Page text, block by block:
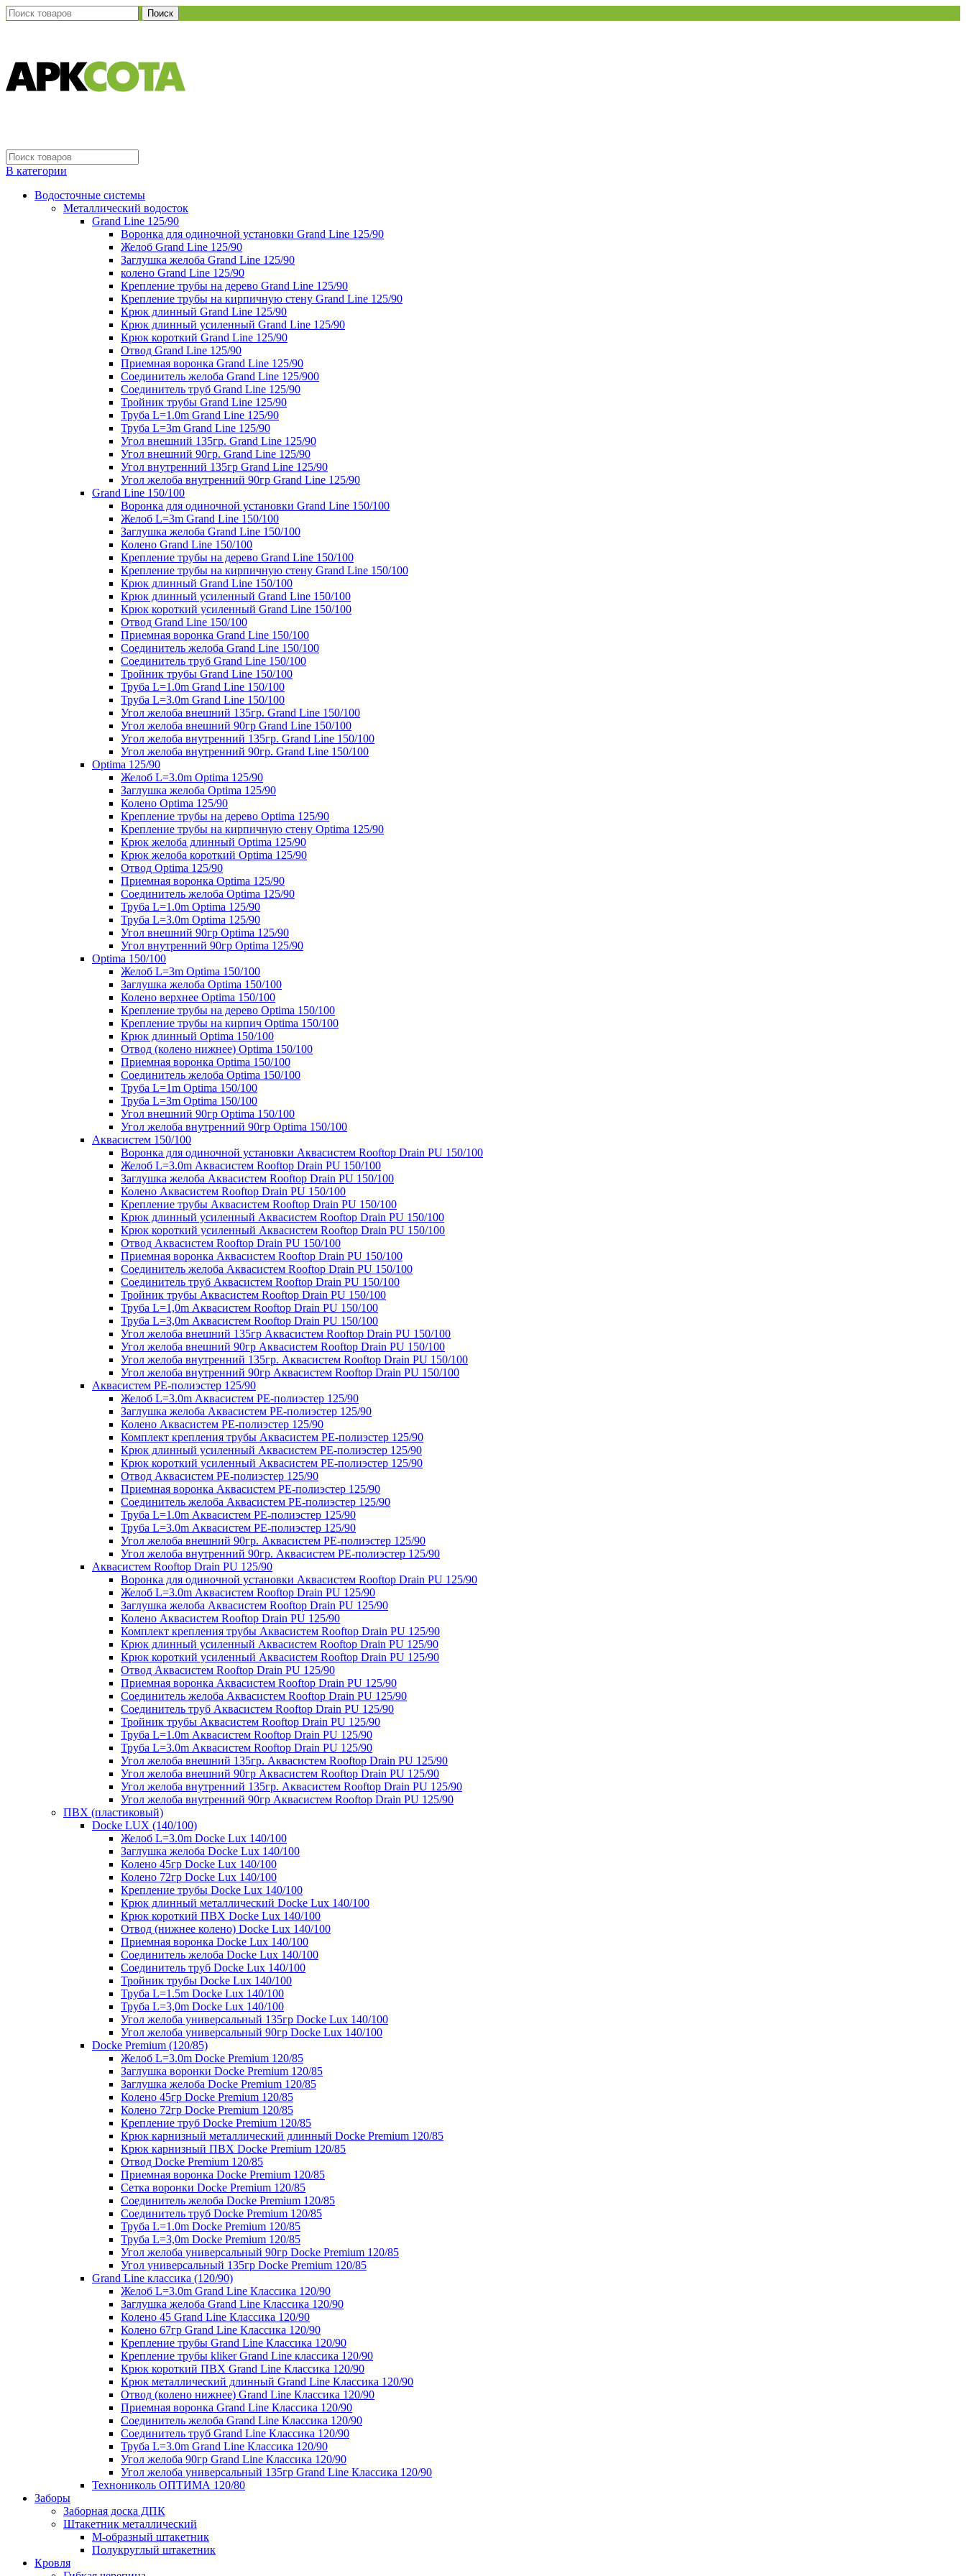
Поиск
В категории
Водосточные системы
Металлический водосток
Grand Line 125/90
Воронка для одиночной установки Grand Line 125/90
Желоб Grand Line 125/90
Заглушка желоба Grand Line 125/90
колено Grand Line 125/90
Крепление трубы на дерево Grand Line 125/90
Крепление трубы на кирпичную стену Grand Line 125/90
Крюк длинный Grand Line 125/90
Крюк длинный усиленный Grand Line 125/90
Крюк короткий Grand Line 125/90
Отвод Grand Line 125/90
Приемная воронка Grand Line 125/90
Соединитель желоба Grand Line 125/900
Соединитель труб Grand Line 125/90
Тройник трубы Grand Line 125/90
Труба L=1.0m Grand Line 125/90
Труба L=3m Grand Line 125/90
Угол внешний 135гр. Grand Line 125/90
Угол внешний 90гр. Grand Line 125/90
Угол внутренний 135гр Grand Line 125/90
Угол желоба внутренний 90гр Grand Line 125/90
Grand Line 150/100
Воронка для одиночной установки Grand Line 150/100
Желоб L=3m Grand Line 150/100
Заглушка желоба Grand Line 150/100
Колено Grand Line 150/100
Крепление трубы на дерево Grand Line 150/100
Крепление трубы на кирпичную стену Grand Line 150/100
Крюк длинный Grand Line 150/100
Крюк длинный усиленный Grand Line 150/100
Крюк короткий усиленный Grand Line 150/100
Отвод Grand Line 150/100
Приемная воронка Grand Line 150/100
Соединитель желоба Grand Line 150/100
Соединитель труб Grand Line 150/100
Тройник трубы Grand Line 150/100
Труба L=1.0m Grand Line 150/100
Труба L=3.0m Grand Line 150/100
Угол желоба внешний 135гр. Grand Line 150/100
Угол желоба внешний 90гр Grand Line 150/100
Угол желоба внутренний 135гр. Grand Line 150/100
Угол желоба внутренний 90гр. Grand Line 150/100
Optima 125/90
Желоб L=3.0m Optima 125/90
Заглушка желоба Optima 125/90
Колено Optima 125/90
Крепление трубы на дерево Optima 125/90
Крепление трубы на кирпичную стену Optima 125/90
Крюк желоба длинный Optima 125/90
Крюк желоба короткий Optima 125/90
Отвод Optima 125/90
Приемная воронка Optima 125/90
Соединитель желоба Optima 125/90
Труба L=1.0m Optima 125/90
Труба L=3.0m Optima 125/90
Угол внешний 90гр Optima 125/90
Угол внутренний 90гр Optima 125/90
Optima 150/100
Желоб L=3m Optima 150/100
Заглушка желоба Optima 150/100
Колено верхнее Optima 150/100
Крепление трубы на дерево Optima 150/100
Крепление трубы на кирпич Optima 150/100
Крюк длинный Optima 150/100
Отвод (колено нижнее) Optima 150/100
Приемная воронка Optima 150/100
Соединитель желоба Optima 150/100
Труба L=1m Optima 150/100
Труба L=3m Optima 150/100
Угол внешний 90гр Optima 150/100
Угол желоба внутренний 90гр Optima 150/100
Аквасистем 150/100
Воронка для одиночной установки Аквасистем Rooftop Drain PU 150/100
Желоб L=3.0m Аквасистем Rooftop Drain PU 150/100
Заглушка желоба Аквасистем Rooftop Drain PU 150/100
Колено Аквасистем Rooftop Drain PU 150/100
Крепление трубы Аквасистем Rooftop Drain PU 150/100
Крюк длинный усиленный Аквасистем Rooftop Drain PU 150/100
Крюк короткий усиленный Аквасистем Rooftop Drain PU 150/100
Отвод Аквасистем Rooftop Drain PU 150/100
Приемная воронка Аквасистем Rooftop Drain PU 150/100
Соединитель желоба Аквасистем Rooftop Drain PU 150/100
Соединитель труб Аквасистем Rooftop Drain PU 150/100
Тройник трубы Аквасистем Rooftop Drain PU 150/100
Труба L=1,0m Аквасистем Rooftop Drain PU 150/100
Труба L=3,0m Аквасистем Rooftop Drain PU 150/100
Угол желоба внешний 135гр Аквасистем Rooftop Drain PU 150/100
Угол желоба внешний 90гр Аквасистем Rooftop Drain PU 150/100
Угол желоба внутренний 135гр. Аквасистем Rooftop Drain PU 150/100
Угол желоба внутренний 90гр Аквасистем Rooftop Drain PU 150/100
Аквасистем PE-полиэстер 125/90
Желоб L=3.0m Аквасистем PE-полиэстер 125/90
Заглушка желоба Аквасистем PE-полиэстер 125/90
Колено Аквасистем PE-полиэстер 125/90
Комплект крепления трубы Аквасистем PE-полиэстер 125/90
Крюк длинный усиленный Аквасистем PE-полиэстер 125/90
Крюк короткий усиленный Аквасистем PE-полиэстер 125/90
Отвод Аквасистем РЕ-полиэстер 125/90
Приемная воронка Аквасистем PE-полиэстер 125/90
Соединитель желоба Аквасистем PE-полиэстер 125/90
Труба L=1.0m Аквасистем PE-полиэстер 125/90
Труба L=3.0m Аквасистем PE-полиэстер 125/90
Угол желоба внешний 90гр. Аквасистем PE-полиэстер 125/90
Угол желоба внутренний 90гр. Аквасистем PE-полиэстер 125/90
Аквасистем Rooftop Drain PU 125/90
Воронка для одиночной установки Аквасистем Rooftop Drain PU 125/90
Желоб L=3.0m Аквасистем Rooftop Drain PU 125/90
Заглушка желоба Аквасистем Rooftop Drain PU 125/90
Колено Аквасистем Rooftop Drain PU 125/90
Комплект крепления трубы Аквасистем Rooftop Drain PU 125/90
Крюк длинный усиленный Аквасистем Rooftop Drain PU 125/90
Крюк короткий усиленный Аквасистем Rooftop Drain PU 125/90
Отвод Аквасистем Rooftop Drain PU 125/90
Приемная воронка Аквасистем Rooftop Drain PU 125/90
Соединитель желоба Аквасистем Rooftop Drain PU 125/90
Соединитель труб Аквасистем Rooftop Drain PU 125/90
Тройник трубы Аквасистем Rooftop Drain PU 125/90
Труба L=1.0m Аквасистем Rooftop Drain PU 125/90
Труба L=3.0m Аквасистем Rooftop Drain PU 125/90
Угол желоба внешний 135гр. Аквасистем Rooftop Drain PU 125/90
Угол желоба внешний 90гр Аквасистем Rooftop Drain PU 125/90
Угол желоба внутренний 135гр. Аквасистем Rooftop Drain PU 125/90
Угол желоба внутренний 90гр Аквасистем Rooftop Drain PU 125/90
ПВХ (пластиковый)
Docke LUX (140/100)
Желоб L=3.0m Docke Lux 140/100
Заглушка желоба Docke Lux 140/100
Колено 45гр Docke Lux 140/100
Колено 72гр Docke Lux 140/100
Крепление трубы Docke Lux 140/100
Крюк длинный металлический Docke Lux 140/100
Крюк короткий ПВХ Docke Lux 140/100
Отвод (нижнее колено) Docke Lux 140/100
Приемная воронка Docke Lux 140/100
Соединитель желоба Docke Lux 140/100
Соединитель труб Docke Lux 140/100
Тройник трубы Docke Lux 140/100
Труба L=1.5m Docke Lux 140/100
Труба L=3,0m Docke Lux 140/100
Угол желоба универсальный 135гр Docke Lux 140/100
Угол желоба универсальный 90гр Docke Lux 140/100
Docke Premium (120/85)
Желоб L=3.0m Docke Premium 120/85
Заглушка воронки Docke Premium 120/85
Заглушка желоба Docke Premium 120/85
Колено 45гр Docke Premium 120/85
Колено 72гр Docke Premium 120/85
Крепление труб Docke Premium 120/85
Крюк карнизный металлический длинный Docke Premium 120/85
Крюк карнизный ПВХ Docke Premium 120/85
Отвод Docke Premium 120/85
Приемная воронка Docke Premium 120/85
Сетка воронки Docke Premium 120/85
Соединитель желоба Docke Premium 120/85
Соединитель труб Docke Premium 120/85
Труба L=1.0m Docke Premium 120/85
Труба L=3,0m Docke Premium 120/85
Угол желоба универсальный 90гр Docke Premium 120/85
Угол универсальный 135гр Docke Premium 120/85
Grand Line классика (120/90)
Желоб L=3.0m Grand Line Классика 120/90
Заглушка желоба Grand Line Классика 120/90
Колено 45 Grand Line Классика 120/90
Колено 67гр Grand Line Классика 120/90
Крепление трубы Grand Line Классика 120/90
Крепление трубы kliker Grand Line классика 120/90
Крюк короткий ПВХ Grand Line Классика 120/90
Крюк металлический длинный Grand Line Классика 120/90
Отвод (колено нижнее) Grand Line Классика 120/90
Приемная воронка Grand Line Классика 120/90
Соединитель желоба Grand Line Классика 120/90
Соединитель труб Grand Line Классика 120/90
Труба L=3.0m Grand Line Классика 120/90
Угол желоба 90гр Grand Line Классика 120/90
Угол желоба универсальный 135гр Grand Line Классика 120/90
Технониколь ОПТИМА 120/80
Заборы
Заборная доска ДПК
Штакетник металлический
М-образный штакетник
Полукруглый штакетник
Кровля